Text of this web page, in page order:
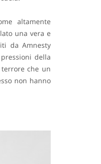
altamente
una vera e
da Amnesty
della
che un
non hanno